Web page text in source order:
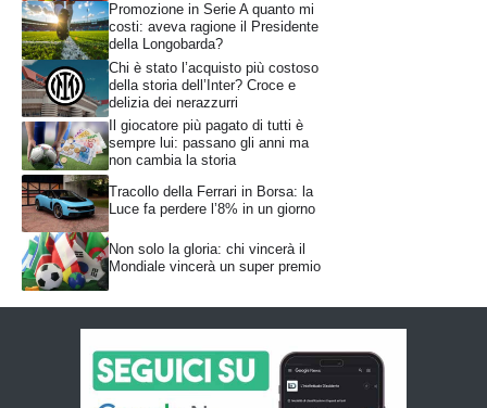
Promozione in Serie A quanto mi
costi: aveva ragione il Presidente
della Longobarda?
Chi è stato l’acquisto più costoso
della storia dell’Inter? Croce e
delizia dei nerazzurri
Il giocatore più pagato di tutti è
sempre lui: passano gli anni ma
non cambia la storia
Tracollo della Ferrari in Borsa: la
Luce fa perdere l’8% in un giorno
Non solo la gloria: chi vincerà il
Mondiale vincerà un super premio